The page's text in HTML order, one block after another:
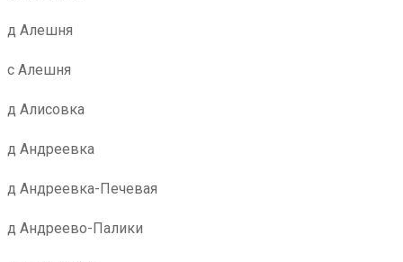
д Алешня
с Алешня
д Алисовка
д Андреевка
д Андреевка-Печевая
д Андреево-Палики